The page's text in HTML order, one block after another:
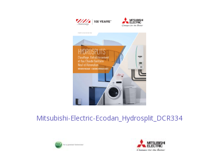
Mitsubishi-Electric-Ecodan_Hydrosplit_DCR334